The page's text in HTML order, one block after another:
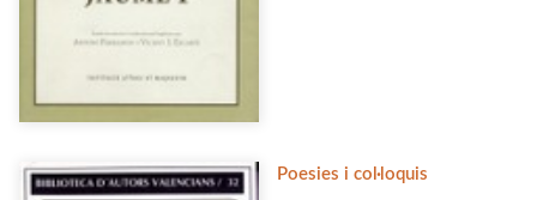
Poesies i col·loquis